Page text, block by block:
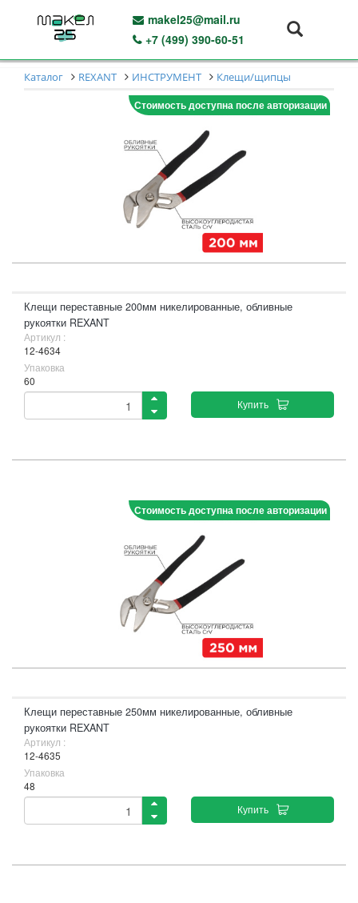
makel25@mail.ru
+7 (499) 390-60-51
Каталог REXANT ИНСТРУМЕНТ
Клещи/щипцы
Стоимость доступна после авторизации
Клещи переставные 200мм никелированные, обливные
рукоятки REXANT
Артикул :
12-4634
Упаковка
60
Купить
Стоимость доступна после авторизации
Клещи переставные 250мм никелированные, обливные
рукоятки REXANT
Артикул :
12-4635
Упаковка
48
Купить